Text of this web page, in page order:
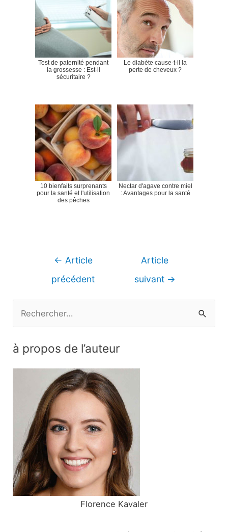
Test de paternité pendant
la grossesse : Est-il
sécuritaire ?
Le diabète cause-t-il la
perte de cheveux ?
10 bienfaits surprenants
pour la santé et l'utilisation
des pêches
Nectar d'agave contre miel
: Avantages pour la santé
Navigation
← Article
précédent
Article
suivant →
h
:
à propos de l’auteur
Florence Kavaler